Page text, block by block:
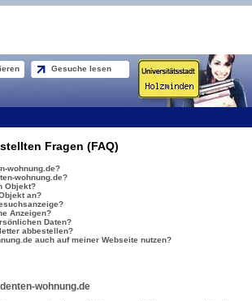
Gesuche lesen
Fragen (FAQ)
wohnung.de?
wohnung.de?
Objekt?
an?
Anzeigen?
Daten?
abbestellen?
auch auf meiner Webseite nutzen?
wohnung.de